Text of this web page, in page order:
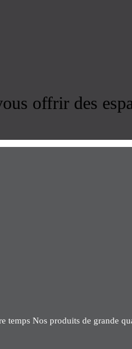
offrir des
Nos produits de grande